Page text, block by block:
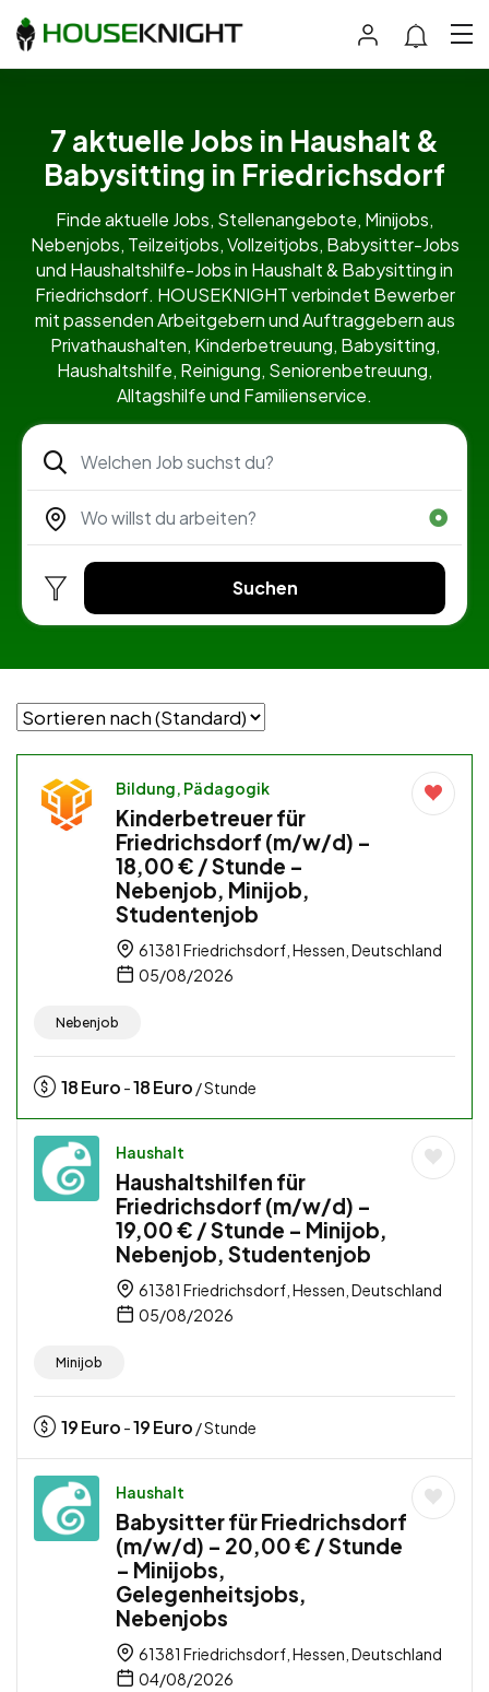
7 aktuelle Jobs in Haushalt &
Babysitting in Friedrichsdorf
Finde aktuelle Jobs, Stellenangebote, Minijobs,
Nebenjobs, Teilzeitjobs, Vollzeitjobs, Babysitter-Jobs
und Haushaltshilfe-Jobs in Haushalt & Babysitting in
Friedrichsdorf. HOUSEKNIGHT verbindet Bewerber
mit passenden Arbeitgebern und Auftraggebern aus
Privathaushalten, Kinderbetreuung, Babysitting,
Haushaltshilfe, Reinigung, Seniorenbetreuung,
Alltagshilfe und Familienservice.
Suchen
Bildung, Pädagogik
Kinderbetreuer für
Friedrichsdorf (m/w/d) –
18,00 € / Stunde –
Nebenjob, Minijob,
Studentenjob
61381 Friedrichsdorf, Hessen, Deutschland
05/08/2026
Nebenjob
18Euro -18Euro / Stunde
Haushalt
Haushaltshilfen für
Friedrichsdorf (m/w/d) –
19,00 € / Stunde – Minijob,
Nebenjob, Studentenjob
61381 Friedrichsdorf, Hessen, Deutschland
05/08/2026
Minijob
19Euro -19Euro / Stunde
Haushalt
Babysitter für Friedrichsdorf
(m/w/d) – 20,00 € / Stunde
– Minijobs,
Gelegenheitsjobs,
Nebenjobs
61381 Friedrichsdorf, Hessen, Deutschland
04/08/2026